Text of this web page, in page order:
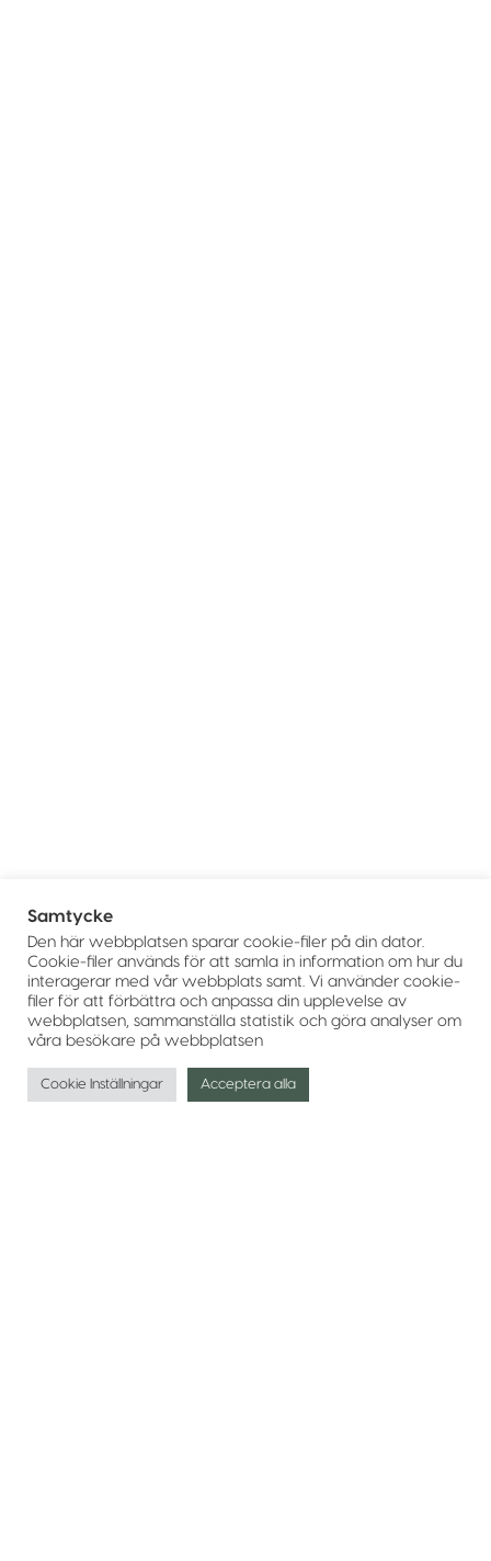
Samtycke
Den här webbplatsen sparar cookie-filer på din dator.
Cookie-filer används för att samla in information om hur du
interagerar med vår webbplats samt. Vi använder cookie-
filer för att förbättra och anpassa din upplevelse av
webbplatsen, sammanställa statistik och göra analyser om
våra besökare på webbplatsen
Cookie Inställningar Acceptera alla